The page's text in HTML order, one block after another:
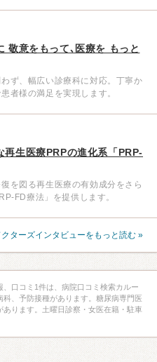
敬意をもって､医療を もっと
ず、幅広い診療科に対応。丁寧か
者様の満足を実現します。
再生医療PRPの進化系「PRP-
を図る再生医療の有効成分をさら
FD療法」を提供します。
クターズインタビューをもっと読む »
口コミ1件は、病院口コミ検索カルー
、予防接種があります。糖尿病専門医
ります。土曜日診察・女医在籍・駐車